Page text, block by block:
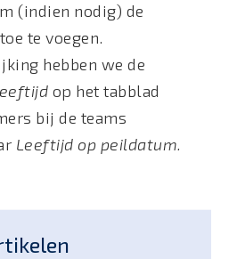
(indien nodig) de
te voegen.
hebben we de
op het tabblad
bij de teams
Leeftijd op peildatum.